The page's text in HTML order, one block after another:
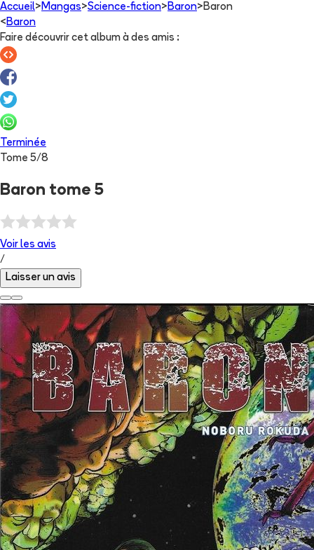
Accueil> Mangas>Science-fiction> Baron> Baron
< Baron
Faire découvrir cet album à des amis :
Terminée
Tome 5/8
Baron tome 5
Voir les avis
/
Laisser un avis